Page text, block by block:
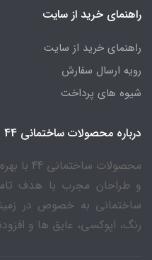
راهنمای خرید از سایت
راهنمای خرید از سایت
رویه ارسال سفارش
شیوه های پرداخت
درباره محصولات ساختمانی 44
و طراحان مجرب با هدف
ساختمانی به خصوص در
رنگ، اپوکسی، عایق ها و